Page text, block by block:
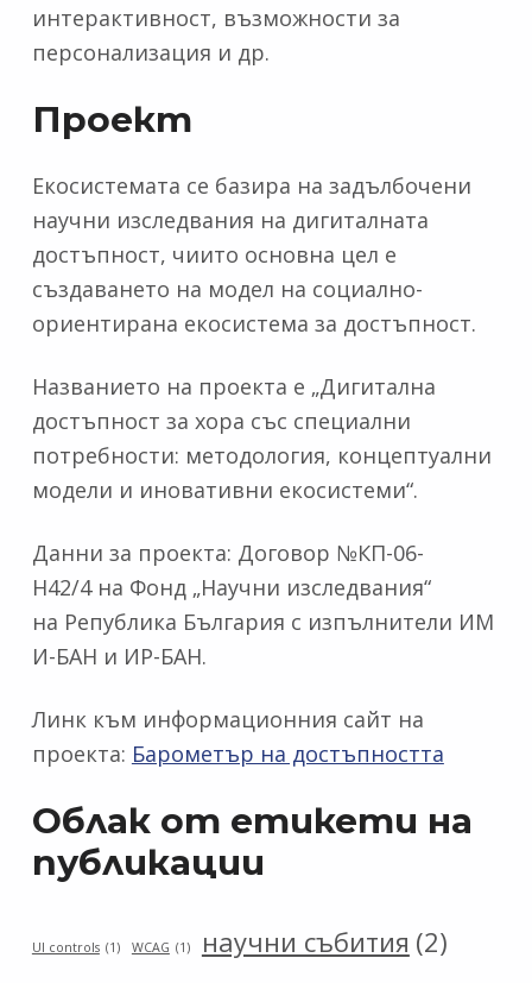
интерактивност, възможности за
персонализация и др.
Проект
Екосистемата се базира на задълбочени
научни изследвания на дигиталната
достъпност, чиито основна цел е
създаването на модел на социално-
ориентирана екосистема за достъпност.
Названието на проекта е „Дигитална
достъпност за хора със специални
потребности: методология, концептуални
модели и иновативни екосистеми“.
Данни за проекта: Договор №КП-06-
Н42/4 на Фонд „Научни изследвания“
на Република България с изпълнители ИМ
И-БАН и ИР-БАН.
Линк към информационния сайт на
проекта: Барометър на достъпността
Облак от етикети на
публикации
UI controls (1) WCAG (1) научни събития (2)